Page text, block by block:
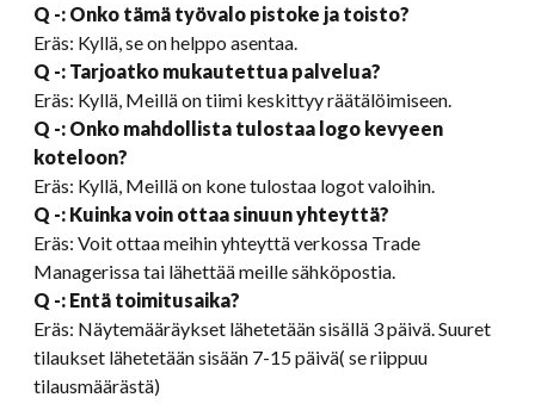
Q -: Onko tämä työvalo pistoke ja toisto?
Eräs: Kyllä, se on helppo asentaa.
Q -: Tarjoatko mukautettua palvelua?
Eräs: Kyllä, Meillä on tiimi keskittyy räätälöimiseen.
Q -: Onko mahdollista tulostaa logo kevyeen
koteloon?
Eräs: Kyllä, Meillä on kone tulostaa logot valoihin.
Q -: Kuinka voin ottaa sinuun yhteyttä?
Eräs: Voit ottaa meihin yhteyttä verkossa Trade
Managerissa tai lähettää meille sähköpostia.
Q -: Entä toimitusaika?
Eräs: Näytemääräykset lähetetään sisällä 3 päivä. Suuret
tilaukset lähetetään sisään 7-15 päivä( se riippuu
tilausmäärästä)